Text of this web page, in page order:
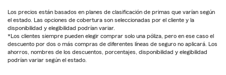
Los precios están basados en planes de clasificación de primas que varían según
el estado. Las opciones de cobertura son seleccionadas por el cliente y la
disponibilidad y elegibilidad podrían variar.
*Los clientes siempre pueden elegir comprar solo una póliza, pero en ese caso el
descuento por dos o más compras de diferentes líneas de seguro no aplicará. Los
ahorros, nombres de los descuentos, porcentajes, disponibilidad y elegibilidad
podrían variar según el estado.